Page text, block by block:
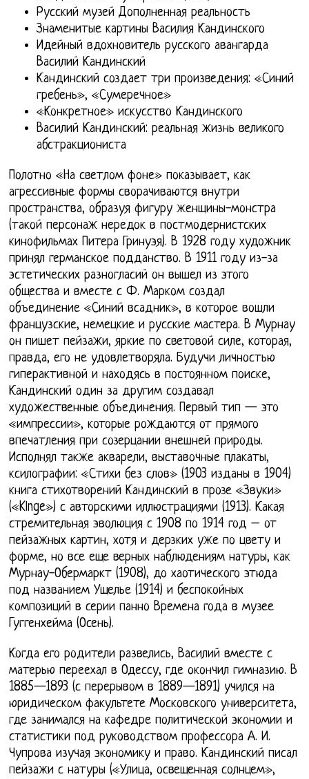
Русский музей Дополненная реальность
Знаменитые картины Василия Кандинского
Идейный вдохновитель русского авангарда
Василий Кандинский
Кандинский создает три произведения: «Синий
гребень», «Сумеречное»
«Конкретное» искусство Кандинского
Василий Кандинский: реальная жизнь великого
абстракциониста
Полотно «На светлом фоне» показывает, как
агрессивные формы сворачиваются внутри
пространства, образуя фигуру женщины-монстра
(такой персонаж нередок в постмодернистских
кинофильмах Питера Гринуэя). В 1928 году художник
принял германское подданство. В 1911 году из-за
эстетических разногласий он вышел из этого
общества и вместе с Ф. Марком создал
объединение «Синий всадник», в которое вошли
французские, немецкие и русские мастера. В Мурнау
он пишет пейзажи, яркие по световой силе, которая,
правда, его не удовлетворяла. Будучи личностью
гиперактивной и находясь в постоянном поиске,
Кандинский один за другим создавал
художественные объединения. Первый тип — это
«импрессии», которые рождаются от прямого
впечатления при созерцании внешней природы.
Исполнял также акварели, выставочные плакаты,
ксилографии: «Стихи без слов» (1903 изданы в 1904)
книга стихотворений Кандинский в прозе «Звуки»
(«Klnge») с авторскими иллюстрациями (1913). Какая
стремительная эволюция с 1908 по 1914 год – от
пейзажных картин, хотя и дерзких уже по цвету и
форме, но все еще верных наблюдениям натуры, как
Мурнау-Обермаркт (1908), до хаотического этюда
под названием Ущелье (1914) и беспокойных
композиций в серии панно Времена года в музее
Гуггенхейма (Осень).
Когда его родители развелись, Василий вместе с
матерью переехал в Одессу, где окончил гимназию. В
1885—1893 (с перерывом в 1889—1891) учился на
юридическом факультете Московского университета,
где занимался на кафедре политической экономии и
статистики под руководством профессора А. И.
Чупрова изучая экономику и право. Кандинский писал
пейзажи с натуры («Улица, освещенная солнцем»,